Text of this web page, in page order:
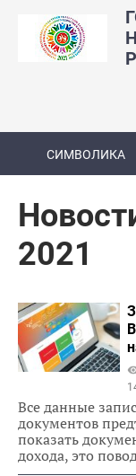
СИМВОЛИКА
2021
Все данные
документов
показать
дохода, это